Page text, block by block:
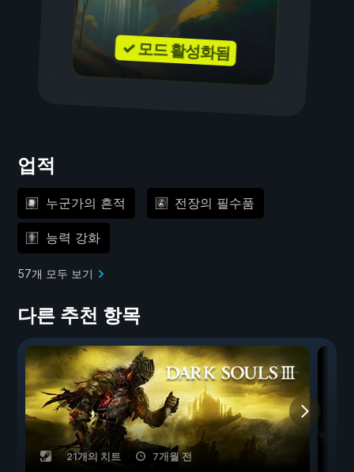
✓ 모드 활성화됨
업적
누군가의 흔적 전장의 필수품
능력 강화
57개 모두 보기
다른 추천 항목
21개의 치트 7개월 전